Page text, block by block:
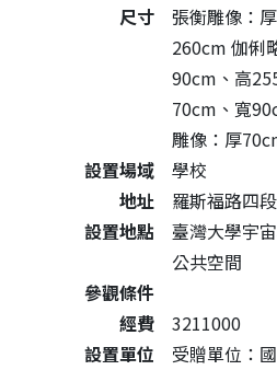
尺寸
張衡雕像：
260cm 伽俐
90cm、高
70cm、寬
雕像：厚
設置場域
學校
地址
羅斯福路四
設置地點
臺灣大學宇
公共空間
參觀條件
經費
3211000
設置單位
受贈單位：